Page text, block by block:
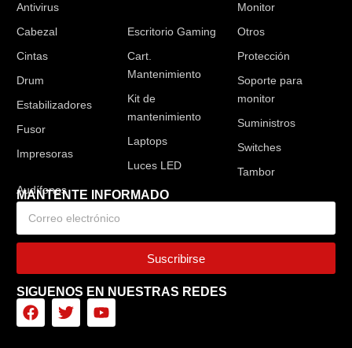
Antivirus
Cabezal
Cintas
Drum
Estabilizadores
Fusor
Impresoras
Escritorio Gaming
Cart.
Mantenimiento
Kit de
mantenimiento
Laptops
Luces LED
Monitor
Otros
Protección
Soporte para
monitor
Suministros
Switches
Tambor
MANTENTE INFORMADO
Suscribirse
SIGUENOS EN NUESTRAS REDES